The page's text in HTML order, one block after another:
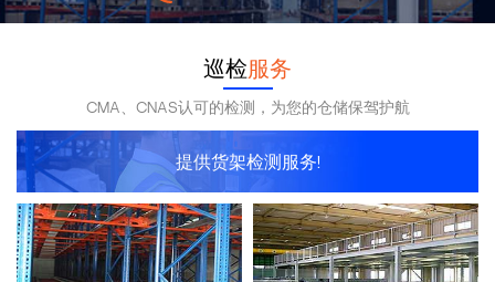
巡检服务
CMA、CNAS认可的检测，为您的仓储保驾护航
提供货架检测服务!